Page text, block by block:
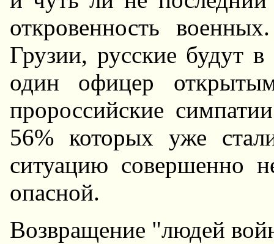
откровенность
Грузии, русские будут
один офицер
пророссийские
56% которых уже
ситуацию совершенно
опасной.
Возвращение "людей